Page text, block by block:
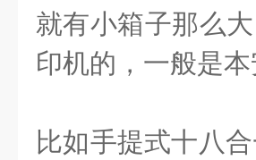
就有小箱子那么
印机的，一般是
比如手提式十八